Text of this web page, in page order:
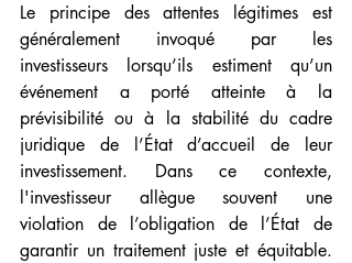
Le principe des attentes légitimes est
généralement invoqué par les
investisseurs lorsqu’ils estiment qu’un
événement a porté atteinte à la
prévisibilité ou à la stabilité du cadre
juridique de l’État d’accueil de leur
investissement. Dans ce contexte,
l'investisseur allègue souvent une
violation de l’obligation de l’État de
garantir un traitement juste et équitable.